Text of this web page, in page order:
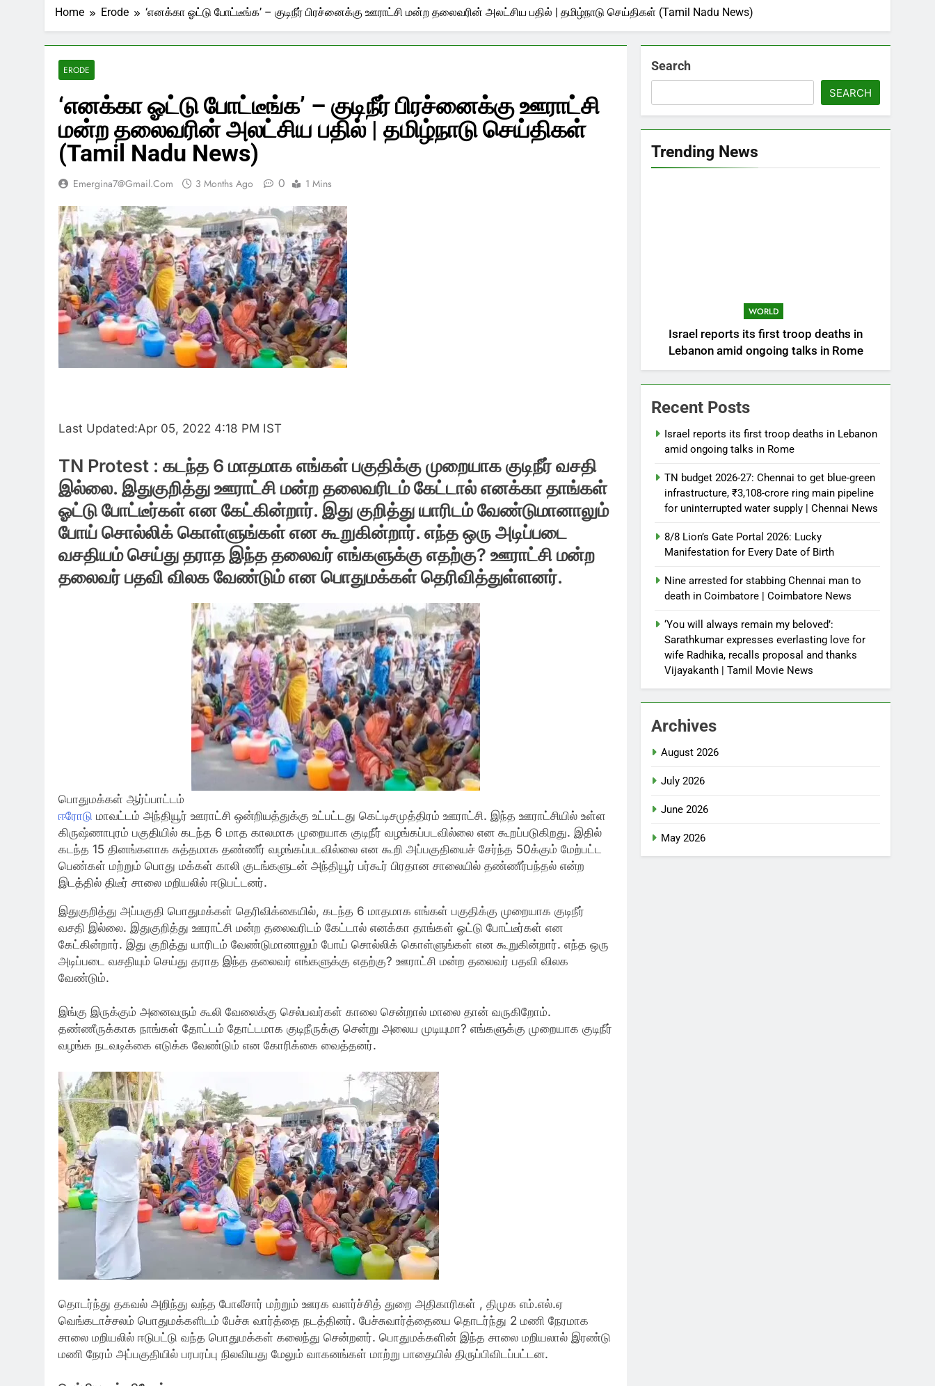
Home Erode ‘எனக்கா ஓட்டு போட்டீங்க’ – குடிநீர் பிரச்னைக்கு ஊராட்சி மன்ற தலைவரின் அலட்சிய பதில் | தமிழ்நாடு செய்திகள் (Tamil Nadu News)
ERODE
‘எனக்கா ஓட்டு போட்டீங்க’ – குடிநீர் பிரச்னைக்கு ஊராட்சி
மன்ற தலைவரின் அலட்சிய பதில் | தமிழ்நாடு செய்திகள்
(Tamil Nadu News)
Emergina7@gmail.com 3 Months Ago 0 1 Mins
Last Updated:Apr 05, 2022 4:18 PM IST
TN Protest : கடந்த 6 மாதமாக எங்கள் பகுதிக்கு முறையாக குடிநீர் வசதி
இல்லை. இதுகுறித்து ஊராட்சி மன்ற தலைவரிடம் கேட்டால் எனக்கா தாங்கள்
ஓட்டு போட்டீர்கள் என கேட்கின்றார். இது குறித்து யாரிடம் வேண்டுமானாலும்
போய் சொல்லிக் கொள்ளுங்கள் என கூறுகின்றார். எந்த ஒரு அடிப்படை
வசதியம் செய்து தராத இந்த தலைவர் எங்களுக்கு எதற்கு? ஊராட்சி மன்ற
தலைவர் பதவி விலக வேண்டும் என பொதுமக்கள் தெரிவித்துள்ளனர்.
பொதுமக்கள் ஆர்ப்பாட்டம்
ஈரோடு மாவட்டம் அந்தியூர் ஊராட்சி ஒன்றியத்துக்கு உட்பட்டது கெட்டிசமுத்திரம் ஊராட்சி. இந்த ஊராட்சியில் உள்ள
கிருஷ்ணாபுரம் பகுதியில் கடந்த 6 மாத காலமாக முறையாக குடிநீர் வழங்கப்படவில்லை என கூறப்படுகிறது. இதில்
கடந்த 15 தினங்களாக சுத்தமாக தண்ணீர் வழங்கப்படவில்லை என கூறி அப்பகுதியைச் சேர்ந்த 50க்கும் மேற்பட்ட
பெண்கள் மற்றும் பொது மக்கள் காலி குடங்களுடன் அந்தியூர் பர்கூர் பிரதான சாலையில் தண்ணீர்பந்தல் என்ற
இடத்தில் திடீர் சாலை மறியலில் ஈடுபட்டனர்.
இதுகுறித்து அப்பகுதி பொதுமக்கள் தெரிவிக்கையில், கடந்த 6 மாதமாக எங்கள் பகுதிக்கு முறையாக குடிநீர்
வசதி இல்லை. இதுகுறித்து ஊராட்சி மன்ற தலைவரிடம் கேட்டால் எனக்கா தாங்கள் ஓட்டு போட்டீர்கள் என
கேட்கின்றார். இது குறித்து யாரிடம் வேண்டுமானாலும் போய் சொல்லிக் கொள்ளுங்கள் என கூறுகின்றார். எந்த ஒரு
அடிப்படை வசதியும் செய்து தராத இந்த தலைவர் எங்களுக்கு எதற்கு? ஊராட்சி மன்ற தலைவர் பதவி விலக
வேண்டும்.
இங்கு இருக்கும் அனைவரும் கூலி வேலைக்கு செல்பவர்கள் காலை சென்றால் மாலை தான் வருகிறோம்.
தண்ணீருக்காக நாங்கள் தோட்டம் தோட்டமாக குடிநீருக்கு சென்று அலைய முடியுமா? எங்களுக்கு முறையாக குடிநீர்
வழங்க நடவடிக்கை எடுக்க வேண்டும் என கோரிக்கை வைத்தனர்.
தொடர்ந்து தகவல் அறிந்து வந்த போலீசார் மற்றும் ஊரக வளர்ச்சித் துறை அதிகாரிகள் , திமுக எம்.எல்.ஏ
வெங்கடாச்சலம் பொதுமக்களிடம் பேச்சு வார்த்தை நடத்தினர். பேச்சுவார்த்தையை தொடர்ந்து 2 மணி நேரமாக
சாலை மறியலில் ஈடுபட்டு வந்த பொதுமக்கள் கலைந்து சென்றனர். பொதுமக்களின் இந்த சாலை மறியலால் இரண்டு
மணி நேரம் அப்பகுதியில் பரபரப்பு நிலவியது மேலும் வாகனங்கள் மாற்று பாதையில் திருப்பிவிடப்பட்டன.
Search
SEARCH
Trending News
WORLD
Israel reports its first troop deaths in
Lebanon amid ongoing talks in Rome
Recent Posts
Israel reports its first troop deaths in Lebanon
amid ongoing talks in Rome
TN budget 2026-27: Chennai to get blue-green
infrastructure, ₹3,108-crore ring main pipeline
for uninterrupted water supply | Chennai News
8/8 Lion’s Gate Portal 2026: Lucky
Manifestation for Every Date of Birth
Nine arrested for stabbing Chennai man to
death in Coimbatore | Coimbatore News
‘You will always remain my beloved’:
Sarathkumar expresses everlasting love for
wife Radhika, recalls proposal and thanks
Vijayakanth | Tamil Movie News
Archives
August 2026
July 2026
June 2026
May 2026